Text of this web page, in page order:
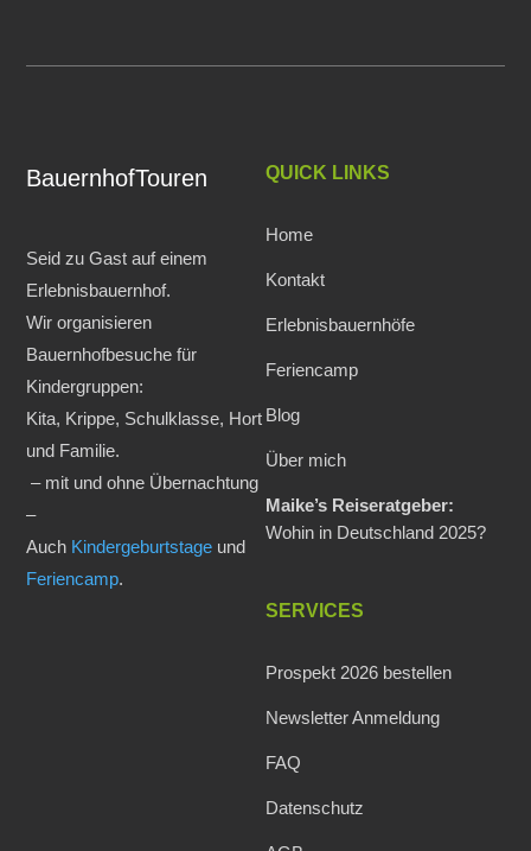
BauernhofTouren
Seid zu Gast auf einem
Erlebnisbauernhof.
Wir organisieren
Bauernhofbesuche für
Kindergruppen:
Kita, Krippe, Schulklasse, Hort
und Familie.
– mit und ohne Übernachtung
–
Auch Kindergeburtstage und
Feriencamp.
QUICK LINKS
Home
Kontakt
Erlebnisbauernhöfe
Feriencamp
Blog
Über mich
Maike’s Reiseratgeber:
Wohin in Deutschland 2025?
SERVICES
Prospekt 2026 bestellen
Newsletter Anmeldung
FAQ
Datenschutz